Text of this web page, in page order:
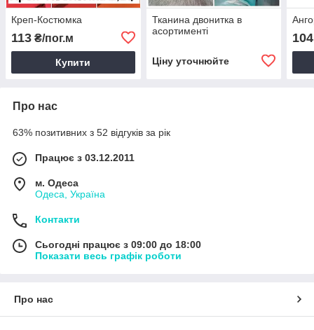
Креп-Костюмка
113 ₴/пог.м
Купити
Тканина двонитка в
асортименті
Ціну уточнюйте
104
Про нас
63% позитивних з 52 відгуків за рік
Працює з 03.12.2011
м. Одеса
Одеса, Україна
Контакти
Сьогодні працює з 09:00 до 18:00
Показати весь графік роботи
Про нас